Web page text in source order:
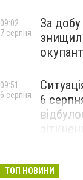
За
09:02
7 серпня
6
09:51
6 серпня
ТОП НОВИНИ